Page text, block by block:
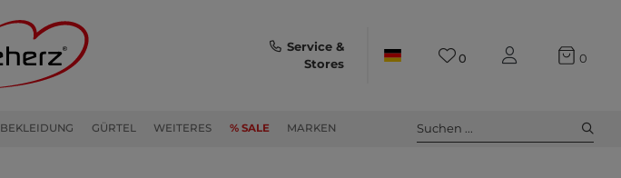
BEKLEIDUNG GÜRTEL WEITERES % SALE MARKEN
Service &
Stores
0 0
Suchen ...